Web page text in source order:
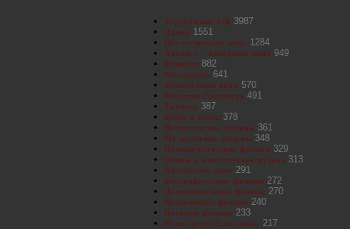
Зарубежные х/ф 3987
Драма 1551
Отечественное кино 1284
Артхаус - Авторское кино 949
Комедия 882
Мелодрама 641
Французское кино 570
Классика Голливуда 491
Триллер 387
Балет и танец 378
Исторические фильмы 361
Музыкальные фильмы 348
Приключенческие фильмы 329
Оперы и классическая музыка 313
Английское кино 291
Биографические фильмы 272
Документальные фильмы 270
Итальянские фильмы 240
Военные фильмы 233
Новое российское кино 217